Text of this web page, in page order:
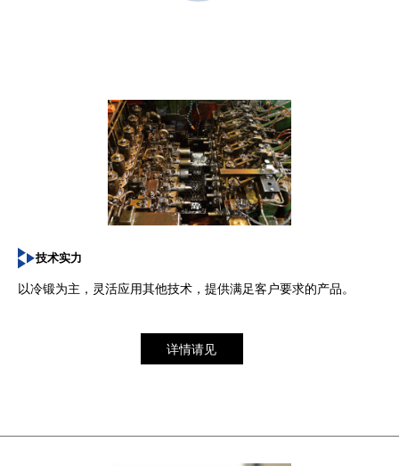
技术实力
以冷锻为主，灵活应用其他技术，提供满足客户要求的产品。
详情请见